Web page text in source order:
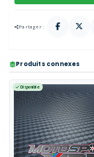
Partager :
Produits connexes
Disponible